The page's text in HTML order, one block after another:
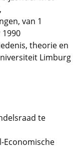
van 1
theorie en
Limburg
te
Economische